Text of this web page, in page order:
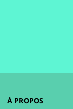
À PROPOS